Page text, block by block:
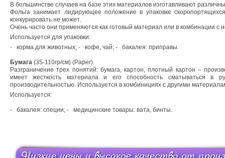
В большинстве случаев на базе этих материалов изготавливают
Фольга занимает лидирующее положение в упаковке
конкурировать не может.
Очень часто они применяются как готовый материал или в комбинации с
Используется для упаковки:
- корма для животных; - кофе, чай; - бакалея: приправы.
Бумага (35-110гр/см) (Paper)
Разграничение трех понятий: бумага, картон, плотный картон –
имеет жесткость материала и его способность сматываться
производительностью. Используется в комбинициях с другими
Используется:
- бакалея: специи; - медицинские товары: вата, бинты.